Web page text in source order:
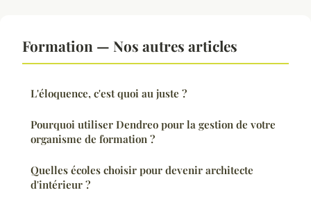
Formation — Nos autres articles
L'éloquence, c'est quoi au juste ?
Pourquoi utiliser Dendreo pour la gestion de votre
organisme de formation ?
Quelles écoles choisir pour devenir architecte
d'intérieur ?